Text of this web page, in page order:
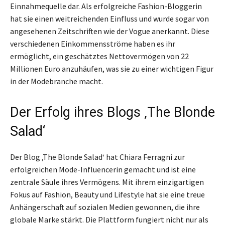
Einnahmequelle dar. Als erfolgreiche Fashion-Bloggerin
hat sie einen weitreichenden Einfluss und wurde sogar von
angesehenen Zeitschriften wie der Vogue anerkannt. Diese
verschiedenen Einkommensströme haben es ihr
ermöglicht, ein geschätztes Nettovermögen von 22
Millionen Euro anzuhäufen, was sie zu einer wichtigen Figur
in der Modebranche macht.
Der Erfolg ihres Blogs ‚The Blonde
Salad‘
Der Blog ‚The Blonde Salad‘ hat Chiara Ferragni zur
erfolgreichen Mode-Influencerin gemacht und ist eine
zentrale Säule ihres Vermögens. Mit ihrem einzigartigen
Fokus auf Fashion, Beauty und Lifestyle hat sie eine treue
Anhängerschaft auf sozialen Medien gewonnen, die ihre
globale Marke stärkt. Die Plattform fungiert nicht nur als